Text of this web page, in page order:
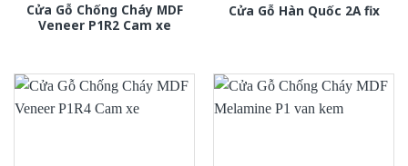
Cửa Gỗ Chống Cháy MDF
Veneer P1R2 Cam xe
Cửa Gỗ Hàn Quốc 2A fix